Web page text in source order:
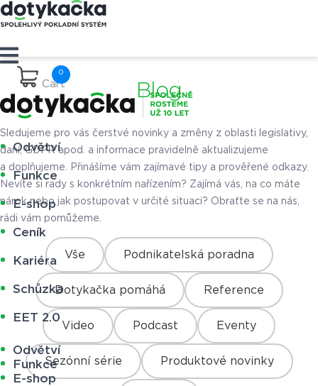
Cart
Odvětví
Funkce
E-shop
Ceník
Kariéra
Schůzka
EET 2.0
Odvětví
Funkce
E-shop
Blog
Sledujeme pro vás čerstvé novinky a změny z oblasti legislativy,
daní, GDPR apod. a informace pravidelně aktualizujeme
a doplňujeme. Přinášíme vám zajímavé tipy a prověřené odkazy.
Nevíte si rady s konkrétním nařízením? Zajímá vás, na co máte
nárok nebo jak postupovat v určité situaci? Obraťte se na nás,
rádi vám pomůžeme.
Vše Podnikatelská poradna
Dotykačka pomáhá Reference
Video Podcast Eventy
Sezónní série Produktové novinky